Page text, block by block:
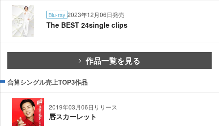
Blu-ray 2023年12月06日発売
The BEST 24single clips
作品一覧を見る
合算シングル売上TOP3作品
2019年03月06日リリース
唇スカーレット